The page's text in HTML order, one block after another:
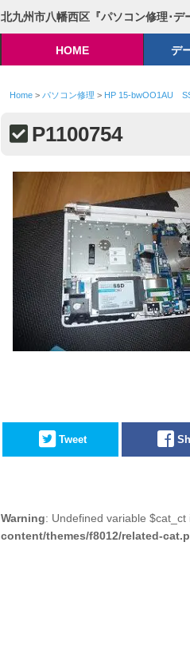
北九州市八幡西区『パソコン修理･デ
HOME デ
Home> パソコン修理 > HP 15-bwOO1AU
P1100754
Tweet
Warning: Undefined variable $cat_ct
content/themes/f8012/related-